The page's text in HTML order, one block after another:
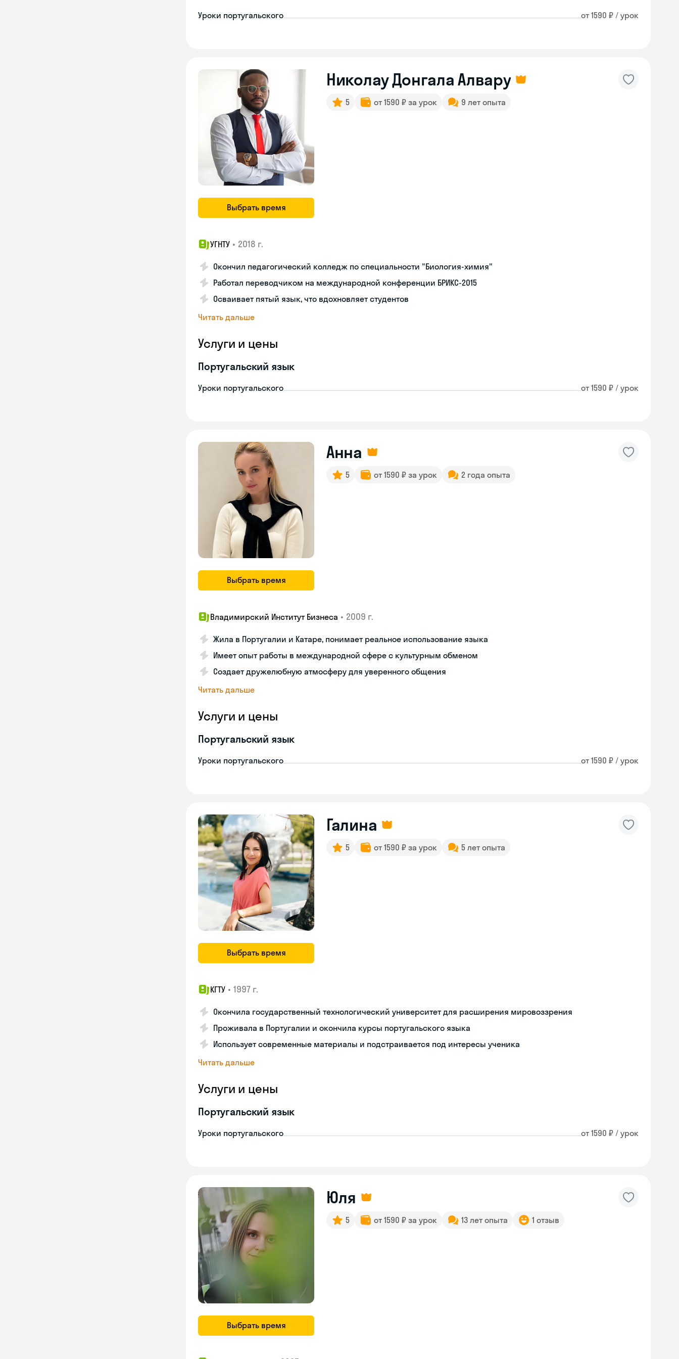
Уроки португальского от 1590 ₽ / урок
Выбрать время
Николау Донгала Алвару
5 от 1590 ₽ за урок 9 лет опыта
УГНТУ • 2018 г.
Окончил педагогический колледж по специальности "Биология-химия"
Работал переводчиком на международной конференции БРИКС-2015
Осваивает пятый язык, что вдохновляет студентов
Читать дальше
Услуги и цены
Португальский язык
Уроки португальского от 1590 ₽ / урок
Выбрать время
Анна
5 от 1590 ₽ за урок 2 года опыта
Владимирский Институт Бизнеса • 2009 г.
Жила в Португалии и Катаре, понимает реальное использование языка
Имеет опыт работы в международной сфере с культурным обменом
Создает дружелюбную атмосферу для уверенного общения
Читать дальше
Услуги и цены
Португальский язык
Уроки португальского от 1590 ₽ / урок
Выбрать время
Галина
5 от 1590 ₽ за урок 5 лет опыта
КГТУ • 1997 г.
Окончила государственный технологический университет для расширения мировоззрения
Проживала в Португалии и окончила курсы португальского языка
Использует современные материалы и подстраивается под интересы ученика
Читать дальше
Услуги и цены
Португальский язык
Уроки португальского от 1590 ₽ / урок
Выбрать время
Юля
5 от 1590 ₽ за урок 13 лет опыта 1 отзыв